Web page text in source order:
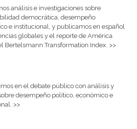
análisis e investigaciones sobre
democrática, desempeño
e institucional, y publicamos en español
globales y el reporte de América
Bertelsmann Transformation Index. >>
en el debate público con análisis y
desempeño político, económico e
>>